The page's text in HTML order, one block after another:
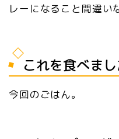
レーになること間違い
これを食べま
今回のごはん。